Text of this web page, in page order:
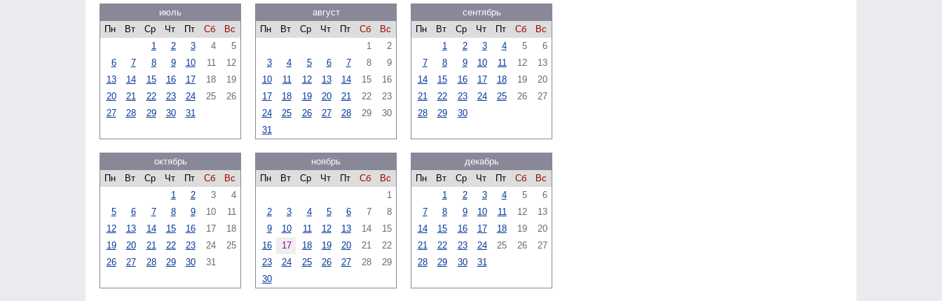
июль
Пн
Вт Ср Чт Пт Сб
Вс
1
2 3 4
5
6
7 8 9 10 11
12
13
14 15 16 17 18
19
20
21 22 23 24 25
26
27
28 29 30 31
август
Пн
Вт Ср Чт Пт Сб
Вс
1
2
3
4 5 6 7 8
9
10
11 12 13 14 15
16
17
18 19 20 21 22
23
24
25 26 27 28 29
30
31
сентябрь
Пн
Вт Ср Чт Пт Сб
Вс
1
2 3 4 5
6
7
8 9 10 11 12
13
14
15 16 17 18 19
20
21
22 23 24 25 26
27
28
29 30
октябрь
Пн
Вт Ср Чт Пт Сб
Вс
1
2 3
4
5
6 7 8 9 10
11
12
13 14 15 16 17
18
19
20 21 22 23 24
25
26
27 28 29 30 31
ноябрь
Пн
Вт Ср Чт Пт Сб
Вс
1
2
3 4 5 6 7
8
9
10 11 12 13 14
15
16
17 18 19 20 21
22
23
24 25 26 27 28
29
30
декабрь
Пн
Вт Ср Чт Пт Сб
Вс
1
2 3 4 5
6
7
8 9 10 11 12
13
14
15 16 17 18 19
20
21
22 23 24 25 26
27
28
29 30 31